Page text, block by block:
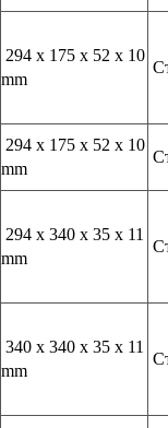
294 x 175 x 52 x 10
mm
294 x 175 x 52 x 10
mm
294 x 340 x 35 x 11
mm
340 x 340 x 35 x 11
mm